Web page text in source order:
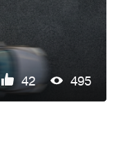
42 495